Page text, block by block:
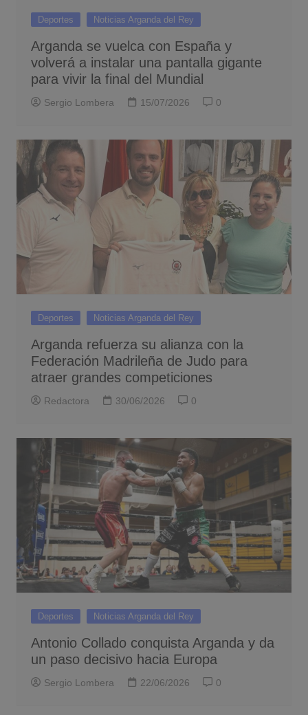
Deportes Noticias Arganda del Rey
Arganda se vuelca con España y
volverá a instalar una pantalla gigante
para vivir la final del Mundial
Sergio Lombera 15/07/2026 0
Deportes Noticias Arganda del Rey
Arganda refuerza su alianza con la
Federación Madrileña de Judo para
atraer grandes competiciones
Redactora 30/06/2026 0
Deportes Noticias Arganda del Rey
Antonio Collado conquista Arganda y da
un paso decisivo hacia Europa
Sergio Lombera 22/06/2026 0